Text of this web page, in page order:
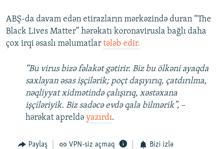
ABŞ-da davam edən etirazların mərkəzində duran “The
Black Lives Matter” hərəkatı koronavirusla bağlı daha
çox irqi əsaslı məlumatlar tələb edir.
“Bu virus bizə fəlakət gətirir. Biz bu ölkəni ayaqda
saxlayan əsas işçilərik; poçt daşıyırıq, çatdırılma,
nəqliyyat xidmətində çalışırıq, xəstəxana
işçiləriyik. Biz sadəcə evdə qala bilmərik”, –
hərəkat apreldə yazırdı.
Paylaş VPN-siz açmaq Bizi izlə